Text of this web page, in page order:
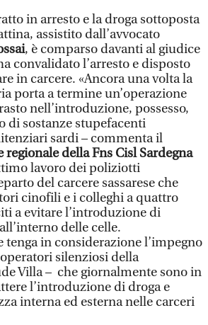
in arresto e la droga sottoposta
assistito dall’avvocato
, è comparso davanti al giudice
convalidato l’arresto e disposto
in carcere. «Ancora una volta la
porta a termine un’operazione
nell’introduzione, possesso,
di sostanze stupefacenti
sardi – commenta il
regionale della Fns Cisl Sardegna
lavoro dei poliziotti
del carcere sassarese che
cinofili e i colleghi a quattro
a evitare l’introduzione di
delle celle.
tenga in considerazione l’impegno
silenziosi della
Villa – che giornalmente sono in
l’introduzione di droga e
interna ed esterna nelle carceri